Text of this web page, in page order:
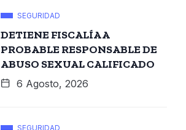
SEGURIDAD
DETIENE FISCALÍA A
PROBABLE RESPONSABLE DE
ABUSO SEXUAL CALIFICADO
6 Agosto, 2026
SEGURIDAD